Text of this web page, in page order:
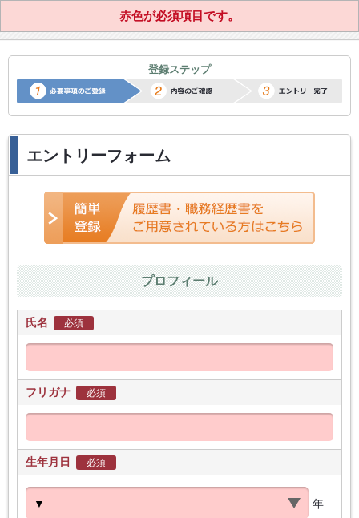
正社員転職サポートエントリー
登録ステップ
エントリーフォーム
プロフィール
氏名 必須
フリガナ 必須
生年月日 必須
年
赤色が必須項目です。